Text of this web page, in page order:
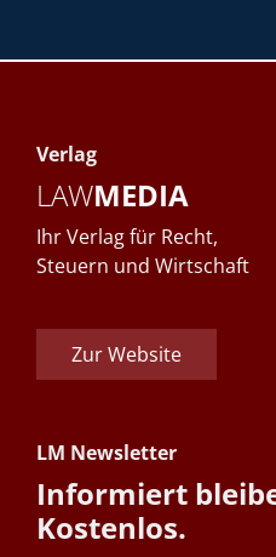
Verlag
LAWMEDIA
Ihr Verlag für Recht,
Steuern und Wirtschaft
Zur Website
LM Newsletter
Informiert
Kostenlos.